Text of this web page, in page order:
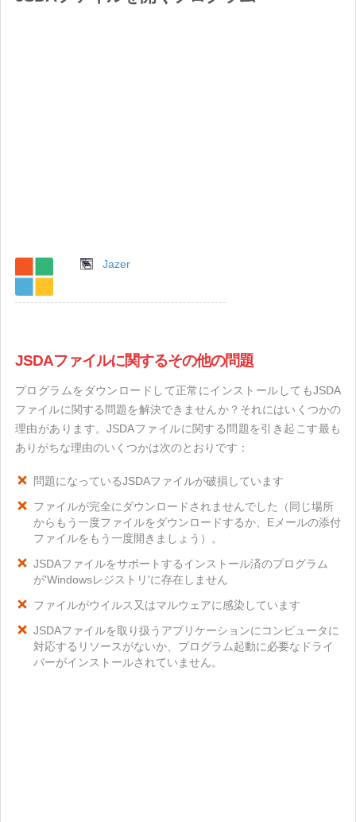
Jazer
JSDAファイルに関するその他の問題
プログラムをダウンロードして正常にインストールしてもJSDA
ファイルに関する問題を解決できませんか？それにはいくつかの
理由があります。JSDAファイルに関する問題を引き起こす最も
ありがちな理由のいくつかは次のとおりです：
問題になっているJSDAファイルが破損しています
ファイルが完全にダウンロードされませんでした（同じ場所
からもう一度ファイルをダウンロードするか、Eメールの添付
ファイルをもう一度開きましょう）。
JSDAファイルをサポートするインストール済のプログラム
が'Windowsレジストリ'に存在しません
ファイルがウイルス又はマルウェアに感染しています
JSDAファイルを取り扱うアプリケーションにコンピュータに
対応するリソースがないか、プログラム起動に必要なドライ
バーがインストールされていません。